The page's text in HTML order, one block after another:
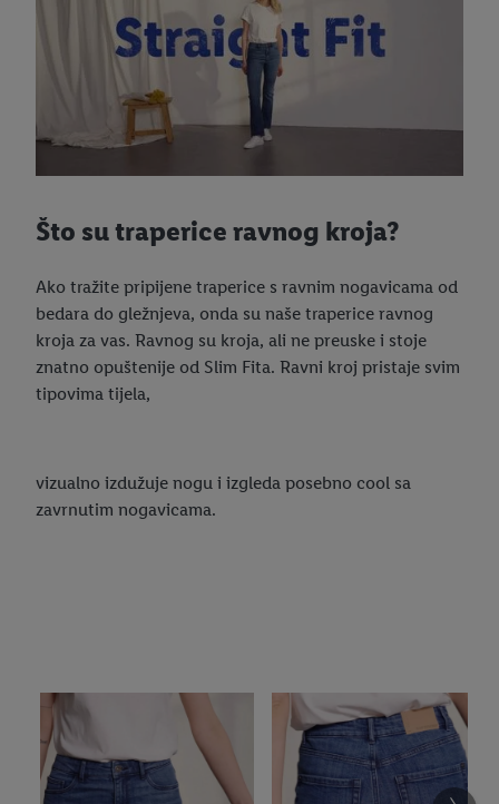
Što su traperice ravnog kroja?
Ako tražite pripijene traperice s ravnim nogavicama od
bedara do gležnjeva, onda su naše traperice ravnog
kroja za vas. Ravnog su kroja, ali ne preuske i stoje
znatno opuštenije od Slim Fita. Ravni kroj pristaje svim
tipovima tijela,
vizualno izdužuje nogu i izgleda posebno cool sa
zavrnutim nogavicama.